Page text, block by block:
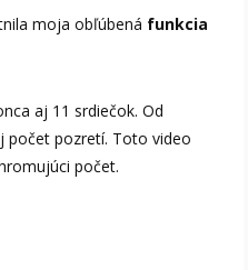
moja obľúbená funkcia
aj 11 srdiečok. Od
počet pozretí. Toto video
počet.